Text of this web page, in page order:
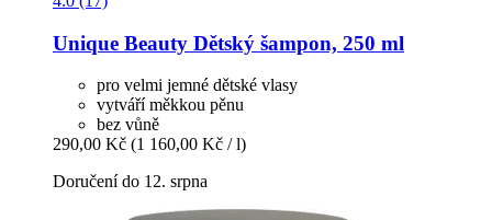
Unique Beauty Dětský šampon, 250 ml
pro velmi jemné dětské vlasy
vytváří měkkou pěnu
bez vůně
290,00 Kč (1 160,00 Kč / l)
Doručení do 12. srpna